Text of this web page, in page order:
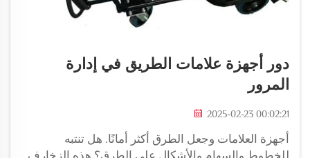
دور أجهزة علامات الطريق في إدارة
المرور
2025-02-23 00:02:21
أجهزة العلامات وجعل الطرق أكثر أمانًا. هل تنتبه